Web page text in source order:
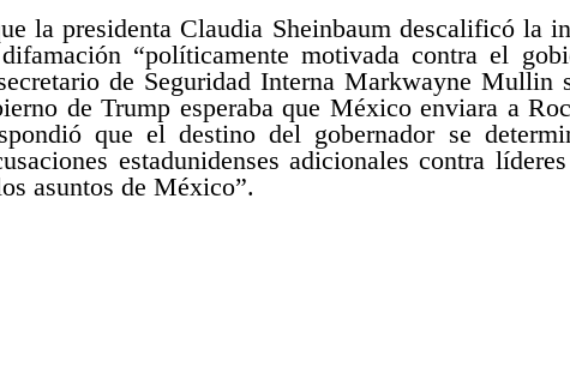
la presidenta Claudia Sheinbaum descalificó la
“políticamente motivada contra el
de Seguridad Interna Markwayne Mullin
de Trump esperaba que México enviara a
que el destino del gobernador se
estadunidenses adicionales contra
asuntos de México”.